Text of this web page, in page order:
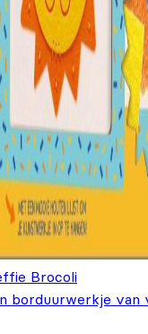
Brocoli
borduurwerkje van